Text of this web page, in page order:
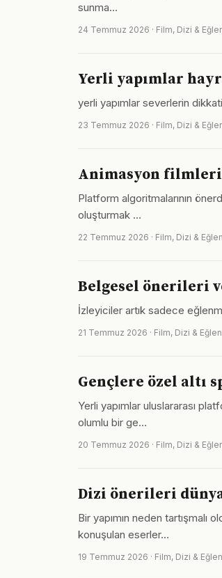
sunma…
24 Temmuz 2026 · Film, Dizi &
Yerli yapımlar
yerli yapımlar severlerin
23 Temmuz 2026 · Film, Dizi &
Animasyon filmleri
Platform algoritmalarının
oluşturmak …
22 Temmuz 2026 · Film, Dizi &
Belgesel önerileri
İzleyiciler artık sadece
21 Temmuz 2026 · Film, Dizi &
Gençlere özel altı
Yerli yapımlar uluslararası
olumlu bir ge…
20 Temmuz 2026 · Film, Dizi &
Dizi önerileri
Bir yapımın neden tartışmalı
konuşulan eserler…
19 Temmuz 2026 · Film, Dizi &